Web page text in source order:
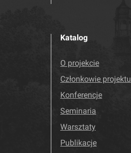
Katalog
O projekcie
Członkowie projektu
Konferencje
Seminaria
Warsztaty
Publikacje